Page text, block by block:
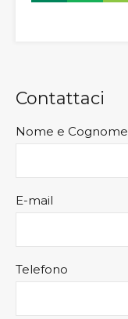
Contattaci
Nome e Cognome
E-mail
Telefono